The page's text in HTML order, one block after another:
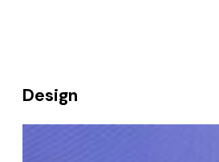
Design